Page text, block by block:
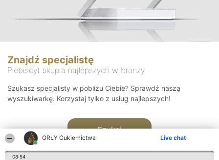
ORŁY Cukiernictwa Live chat
08:54
Znajdź specjalistę
Plebiscyt skupia najlepszych w branży
Szukasz specjalisty w pobliżu Ciebie? Sprawdź naszą
wyszukiwarkę. Korzystaj tylko z usług najlepszych!
Szukaj